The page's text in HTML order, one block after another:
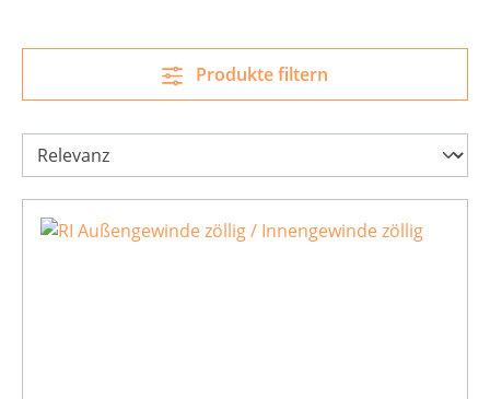
Produkte filtern